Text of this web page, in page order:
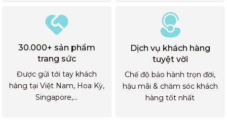
30.000+ sản phẩm
trang sức
Được gửi tới tay khách
hàng tại Việt Nam, Hoa Kỳ,
Singapore,...
Dịch vụ khách hàng
tuyệt vời
Chế độ bảo hành trọn đời,
hậu mãi & chăm sóc khách
hàng tốt nhất